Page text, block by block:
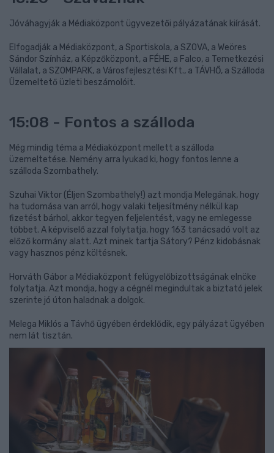
Jóváhagyják a Médiaközpont ügyvezetői pályázatának kiírását.
Elfogadják a Médiaközpont, a Sportiskola, a SZOVA, a Weöres
Sándor Színház, a Képzőközpont, a FÉHE, a Falco, a Temetkezési
Vállalat, a SZOMPARK, a Városfejlesztési Kft., a TÁVHŐ, a Szálloda
Üzemeltető üzleti beszámolóit.
15:08 - Fontos a szálloda
Még mindig téma a Médiaközpont mellett a szálloda
üzemeltetése. Nemény arra lyukad ki, hogy fontos lenne a
szálloda Szombathely.
Szuhai Viktor (Éljen Szombathely!) azt mondja Melegának, hogy
ha tudomása van arról, hogy valaki teljesítmény nélkül kap
fizetést bárhol, akkor tegyen feljelentést, vagy ne emlegesse
többet. A képviselő azzal folytatja, hogy 163 tanácsadó volt az
előző kormány alatt. Azt minek tartja Sátory? Pénz kidobásnak
vagy hasznos pénz költésnek.
Horváth Gábor a Médiaközpont felügyelőbizottságának elnöke
folytatja. Azt mondja, hogy a cégnél megindultak a biztató jelek
szerinte jó úton haladnak a dolgok.
Melega Miklós a Távhő ügyében érdeklődik, egy pályázat ügyében
nem lát tisztán.